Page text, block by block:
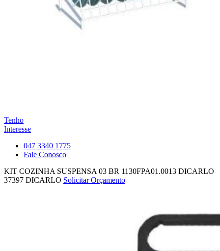
Tenho
Interesse
047 3340 1775
Fale Conosco
KIT COZINHA SUSPENSA 03 BR 1130FPA01.0013 DICARLO
37397 DICARLO Solicitar Orçamento